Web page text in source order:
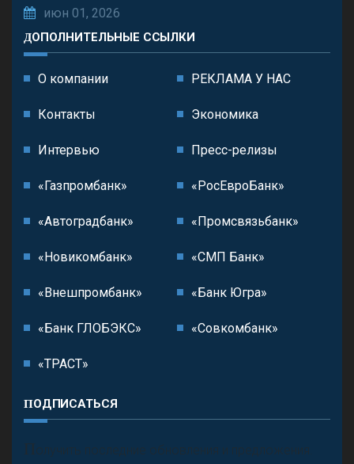
июн 01, 2026
ДОПОЛНИТЕЛЬНЫЕ ССЫЛКИ
О компании РЕКЛАМА У НАС
Контакты Экономика
Интервью Пресс-релизы
«Газпромбанк» «РосЕвроБанк»
«Автоградбанк» «Промсвязьбанк»
«Новикомбанк» «СМП Банк»
«Внешпромбанк» «Банк Югра»
«Банк ГЛОБЭКС» «Совкомбанк»
«ТРАСТ»
ПОДПИСАТЬСЯ
П олучить последние обновления и предложения.